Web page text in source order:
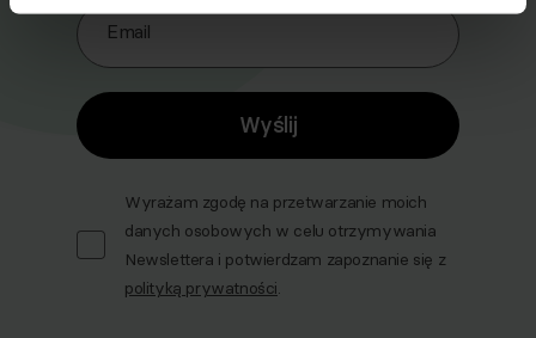
Email
Wyślij
Wyrażam zgodę na przetwarzanie moich
danych osobowych w celu otrzymywania
Newslettera i potwierdzam zapoznanie się z
polityką prywatności.